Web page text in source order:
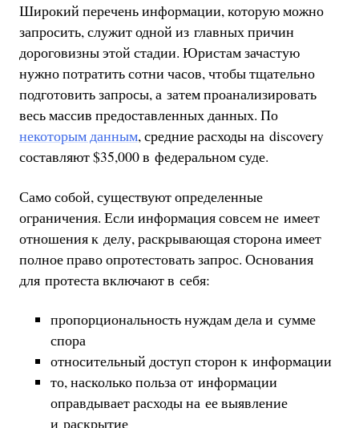
Широкий перечень информации, которую можно
запросить, служит одной из главных причин
дороговизны этой стадии. Юристам зачастую
нужно потратить сотни часов, чтобы тщательно
подготовить запросы, а затем проанализировать
весь массив предоставленных данных. По
некоторым данным, средние расходы на discovery
составляют $35,000 в федеральном суде.
Само собой, существуют определенные
ограничения. Если информация совсем не имеет
отношения к делу, раскрывающая сторона имеет
полное право опротестовать запрос. Основания
для протеста включают в себя:
пропорциональность нуждам дела и сумме
спора
относительный доступ сторон к информации
то, насколько польза от информации
оправдывает расходы на ее выявление
и раскрытие